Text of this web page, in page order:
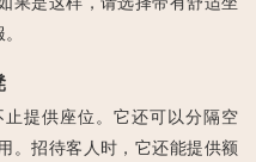
提供座位。它还可以分隔空
。招待客人时，它还能提供额